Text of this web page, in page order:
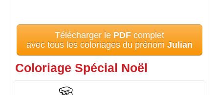
Télécharger le PDF complet
avec tous les coloriages du prénom Julian
Coloriage Spécial Noël